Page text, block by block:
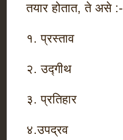
तयार होतात, ते असे :-
१. प्रस्ताव
२. उद्गीथ
३. प्रतिहार
४.उपद्रव